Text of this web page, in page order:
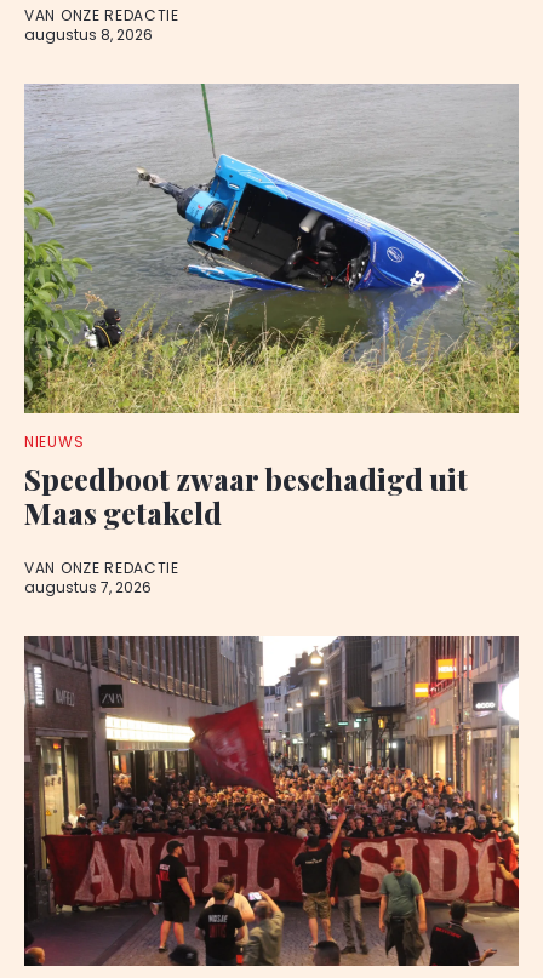
VAN ONZE REDACTIE
augustus 8, 2026
NIEUWS
Speedboot zwaar beschadigd uit
Maas getakeld
VAN ONZE REDACTIE
augustus 7, 2026